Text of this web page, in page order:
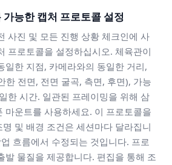
가능한 캡처 프로토콜 설정
사진 및 모든 진행 상황 체크인에 사
프로토콜을 설정하십시오. 체육관이
일한 지점, 카메라와의 동일한 거리,
한 전면, 전면 굴곡, 측면, 후면), 가능
한 시간. 일관된 프레이밍을 위해 삼
마운트를 사용하세요. 이 프로토콜을
및 배경 조건은 세션마다 달라집니
흐름에서 수정되는 것입니다. 프로
발 물질을 제공합니다. 편집을 통해 조